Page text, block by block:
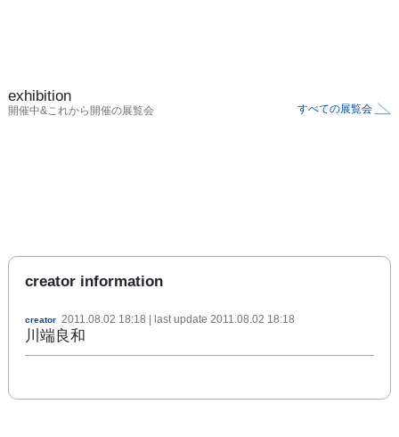
exhibition
開催中&これから開催の展覧会 すべての展覧会
creator information
creator 2011.08.02 18:18 | last update 2011.08.02 18:18
川端良和